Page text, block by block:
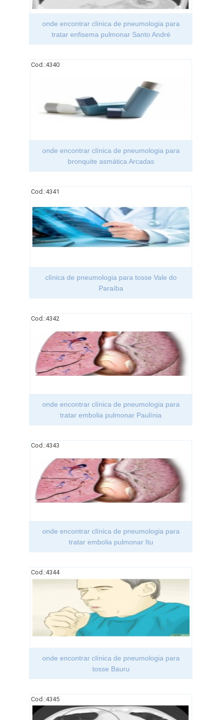
onde encontrar clínica de pneumologia para
tratar enfisema pulmonar Santo André
Cod.:4340
onde encontrar clínica de pneumologia para
bronquite asmática Arcadas
Cod.:4341
clínica de pneumologia para tosse Vale do
Paraíba
Cod.:4342
onde encontrar clínica de pneumologia para
tratar embolia pulmonar Paulínia
Cod.:4343
onde encontrar clínica de pneumologia para
tratar embolia pulmonar Itu
Cod.:4344
onde encontrar clínica de pneumologia para
tosse Bauru
Cod.:4345